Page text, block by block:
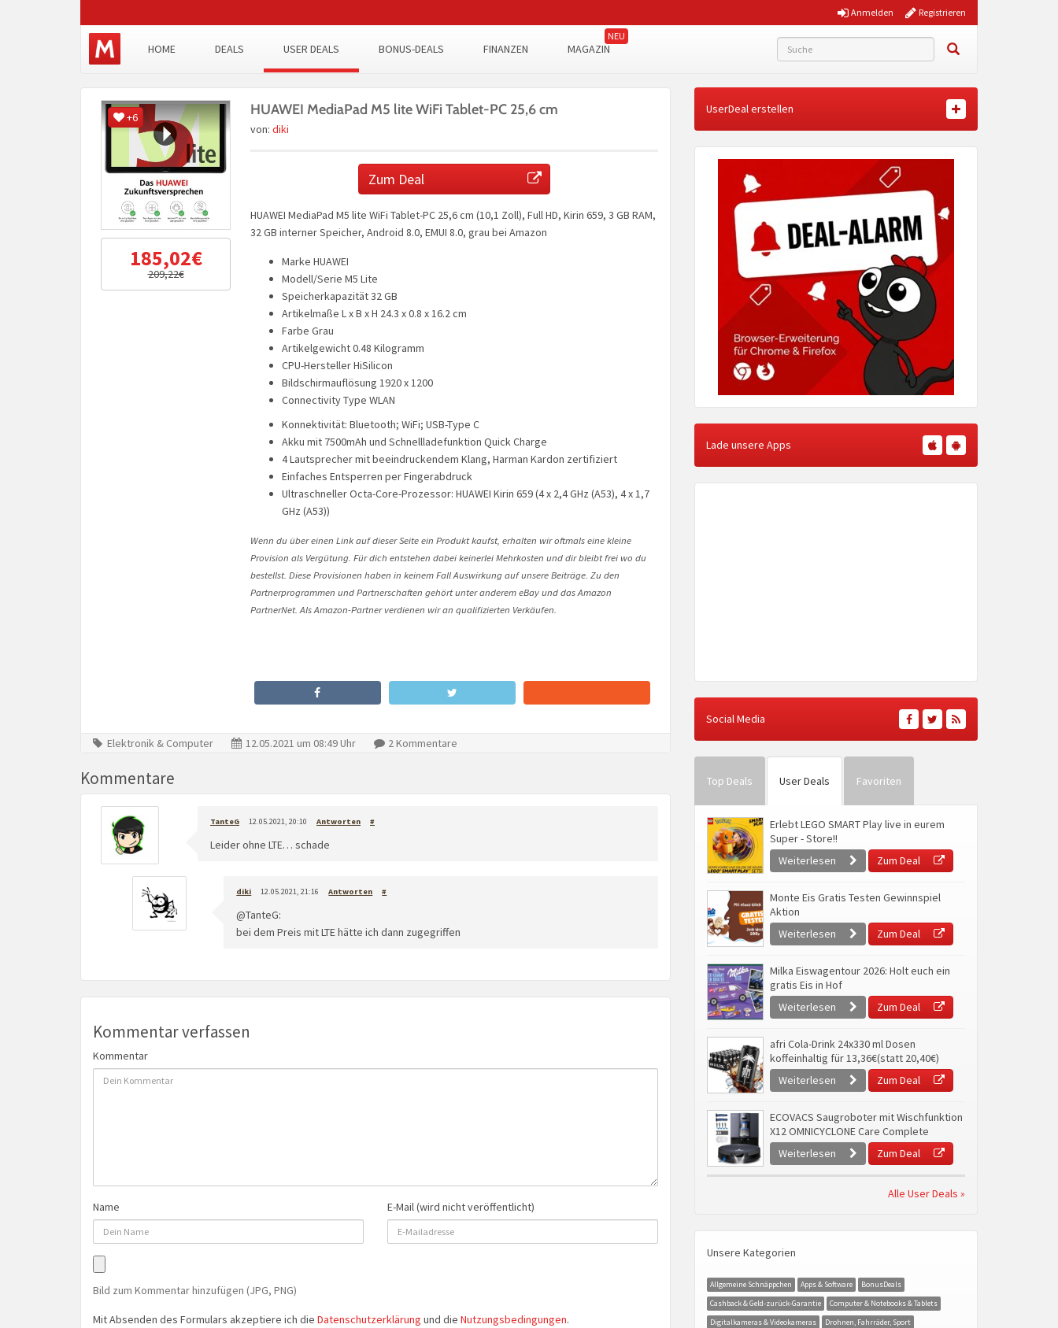
Registrieren
Anmelden
HOME DEALS USER DEALS BONUS-DEALS FINANZEN MAGAZIN
+6
185,02€
209,22€
HUAWEI MediaPad M5 lite WiFi Tablet-PC 25,6 cm
von: diki
Zum Deal
HUAWEI MediaPad M5 lite WiFi Tablet-PC 25,6 cm (10,1 Zoll), Full HD, Kirin 659, 3 GB RAM,
32 GB interner Speicher, Android 8.0, EMUI 8.0, grau bei Amazon
Marke HUAWEI
Modell/Serie M5 Lite
Speicherkapazität 32 GB
Artikelmaße L x B x H 24.3 x 0.8 x 16.2 cm
Farbe Grau
Artikelgewicht 0.48 Kilogramm
CPU-Hersteller HiSilicon
Bildschirmauflösung 1920 x 1200
Connectivity Type WLAN
Konnektivität: Bluetooth; WiFi; USB-Type C
Akku mit 7500mAh und Schnellladefunktion Quick Charge
4 Lautsprecher mit beeindruckendem Klang, Harman Kardon zertifiziert
Einfaches Entsperren per Fingerabdruck
Ultraschneller Octa-Core-Prozessor: HUAWEI Kirin 659 (4 x 2,4 GHz (A53), 4 x 1,7
GHz (A53))
Wenn du über einen Link auf dieser Seite ein Produkt kaufst, erhalten wir oftmals eine kleine
Provision als Vergütung. Für dich entstehen dabei keinerlei Mehrkosten und dir bleibt frei wo du
bestellst. Diese Provisionen haben in keinem Fall Auswirkung auf unsere Beiträge. Zu den
Partnerprogrammen und Partnerschaften gehört unter anderem eBay und das Amazon
PartnerNet. Als Amazon-Partner verdienen wir an qualifizierten Verkäufen.
Elektronik & Computer 12.05.2021 um 08:49 Uhr 2 Kommentare
Kommentare
TanteG 12.05.2021, 20:10 Antworten #
Leider ohne LTE… schade
diki 12.05.2021, 21:16 Antworten #
@TanteG:
bei dem Preis mit LTE hätte ich dann zugegriffen
Kommentar verfassen
Kommentar
Name E-Mail (wird nicht veröffentlicht)
Bild zum Kommentar hinzufügen (JPG, PNG)
Mit Absenden des Formulars akzeptiere ich die Datenschutzerklärung und die Nutzungsbedingungen.
UserDeal erstellen
Lade unsere Apps
Social Media
Top Deals User Deals Favoriten
Erlebt LEGO SMART Play live in eurem
Super - Store!!
Weiterlesen
Zum Deal
Monte Eis Gratis Testen Gewinnspiel
Aktion
Weiterlesen
Zum Deal
Milka Eiswagentour 2026: Holt euch ein
gratis Eis in Hof
Weiterlesen
Zum Deal
afri Cola-Drink 24x330 ml Dosen
koffeinhaltig für 13,36€(statt 20,40€)
Weiterlesen
Zum Deal
ECOVACS Saugroboter mit Wischfunktion
X12 OMNICYCLONE Care Complete
Weiterlesen
Zum Deal
Alle User Deals »
Unsere Kategorien
Allgemeine Schnäppchen Apps & Software
BonusDeals
Cashback & Geld-zurück-Garantie
Computer & Notebooks & Tablets
Digitalkameras & Videokameras
Drohnen, Fahrräder, Sport